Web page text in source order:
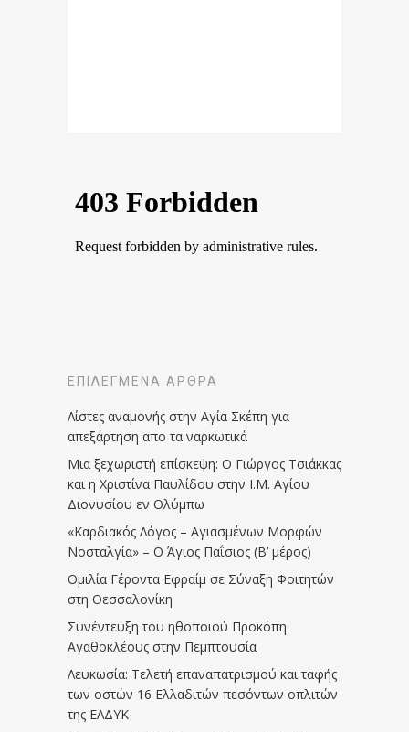
ΕΠΙΛΕΓΜΈΝΑ ΆΡΘΡΑ
Λίστες αναμονής στην Αγία Σκέπη για
απεξάρτηση απο τα ναρκωτικά
Μια ξεχωριστή επίσκεψη: Ο Γιώργος Τσιάκκας
και η Χριστίνα Παυλίδου στην Ι.Μ. Αγίου
Διονυσίου εν Ολύμπω
«Καρδιακός Λόγος – Αγιασμένων Μορφών
Νοσταλγία» – Ο Άγιος Παΐσιος (Β’ μέρος)
Ομιλία Γέροντα Εφραίμ σε Σύναξη Φοιτητών
στη Θεσσαλονίκη
Συνέντευξη του ηθοποιού Προκόπη
Αγαθοκλέους στην Πεμπτουσία
Λευκωσία: Τελετή επαναπατρισμού και ταφής
των οστών 16 Ελλαδιτών πεσόντων οπλιτών
της ΕΛΔΥΚ